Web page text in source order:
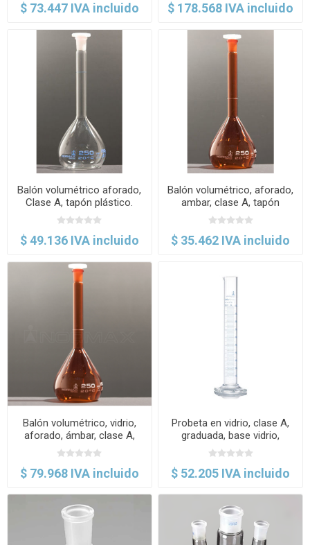
$ 73.447 IVA incluido $ 178.568 IVA incluido
Balón volumétrico aforado,
Clase A, tapón plástico.
Normax
$ 49.136 IVA incluido
Balón volumétrico, aforado,
ambar, clase A, tapón
plástico. Normax
$ 35.462 IVA incluido
Balón volumétrico, vidrio,
aforado, ámbar, clase A,
tapón PE-HD. Normax
$ 79.968 IVA incluido
Probeta en vidrio, clase A,
graduada, base vidrio,
certificado x lote. Normax
$ 52.205 IVA incluido